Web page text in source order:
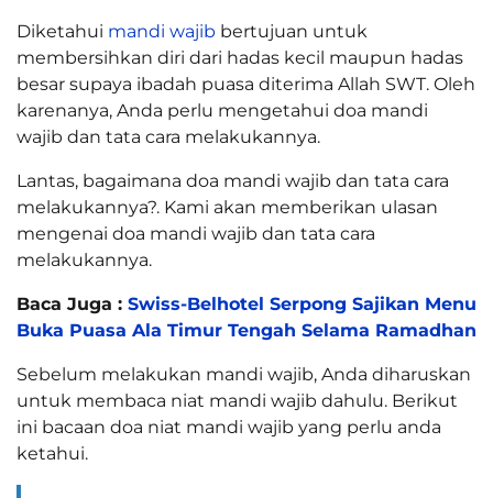
Diketahui mandi wajib bertujuan untuk
membersihkan diri dari hadas kecil maupun hadas
besar supaya ibadah puasa diterima Allah SWT. Oleh
karenanya, Anda perlu mengetahui doa mandi
wajib dan tata cara melakukannya.
Lantas, bagaimana doa mandi wajib dan tata cara
melakukannya?. Kami akan memberikan ulasan
mengenai doa mandi wajib dan tata cara
melakukannya.
Baca Juga : Swiss-Belhotel Serpong Sajikan Menu
Buka Puasa Ala Timur Tengah Selama Ramadhan
Sebelum melakukan mandi wajib, Anda diharuskan
untuk membaca niat mandi wajib dahulu. Berikut
ini bacaan doa niat mandi wajib yang perlu anda
ketahui.